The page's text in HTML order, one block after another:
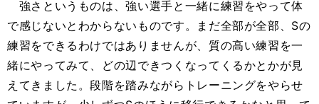
強さというものは、強い選手と一緒に練習をやって体
で感じないとわからないものです。まだ全部が全部、Sの
練習をできるわけではありませんが、質の高い練習を一
緒にやってみて、どの辺できつくなってくるかとかが見
えてきました。段階を踏みながらトレーニングをやらせ